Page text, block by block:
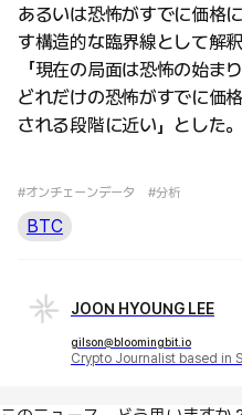
あるいは恐怖がすでに価格
す構造的な臨界線として解
「現在の局面は恐怖の始ま
どれだけの恐怖がすでに価
される段階に近い」とした。
#オンチェーンデータ #分析
BTC
JOON HYOUNG LEE
gilson@bloomingbit.io
Crypto Journalist based in